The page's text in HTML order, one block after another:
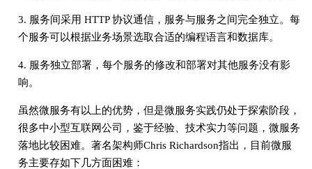
3. 服务间采用 HTTP 协议通信，服务与服务之间完全独立。每
个服务可以根据业务场景选取合适的编程语言和数据库。
4. 服务独立部署，每个服务的修改和部署对其他服务没有影
响。
虽然微服务有以上的优势，但是微服务实践仍处于探索阶段，
很多中小型互联网公司，鉴于经验、技术实力等问题，微服务
落地比较困难。著名架构师Chris Richardson指出，目前微服
务主要存如下几方面困难：